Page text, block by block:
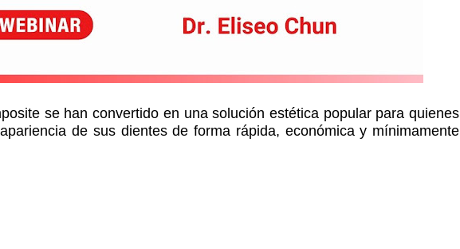
se han convertido en una solución estética popular para quienes
de sus dientes de forma rápida, económica y mínimamente